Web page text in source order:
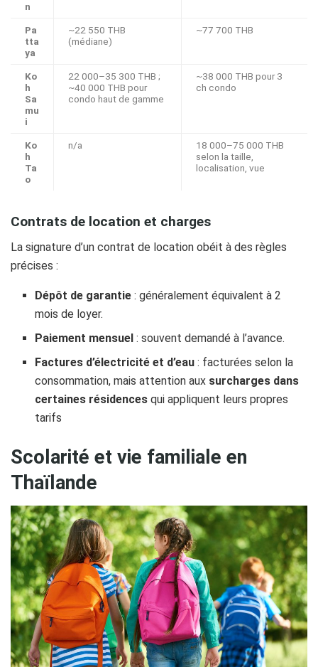
n
Pa
tta
ya
~22 550 THB
(médiane)
~77 700 THB
Ko
h
Sa
mu
i
22 000–35 300 THB ;
~40 000 THB pour
condo haut de gamme
~38 000 THB pour 3
ch condo
Ko
h
Ta
o
n/a
18 000–75 000 THB
selon la taille,
localisation, vue
Contrats de location et charges
La signature d’un contrat de location obéit à des règles
précises :
Dépôt de garantie : généralement équivalent à 2
mois de loyer.
Paiement mensuel : souvent demandé à l’avance.
Factures d’électricité et d’eau : facturées selon la
consommation, mais attention aux surcharges dans
certaines résidences qui appliquent leurs propres
tarifs
Scolarité et vie familiale en
Thaïlande